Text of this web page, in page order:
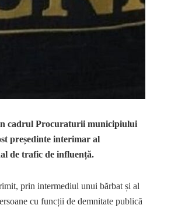
cadrul Procuraturii municipiului
președinte interimar al
de trafic de influență.
prin intermediul unui bărbat și al
cu funcții de demnitate publică